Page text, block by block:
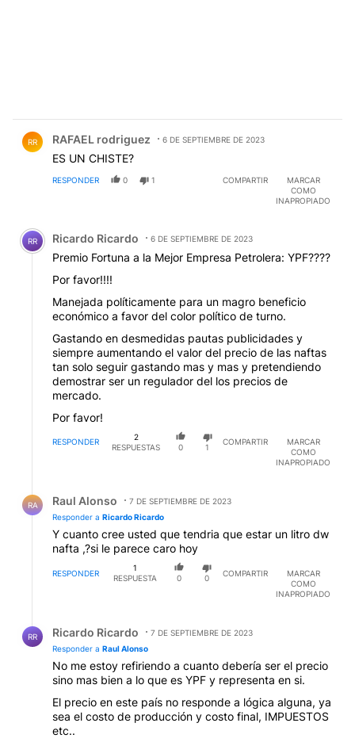
RR RAFAEL rodriguez 6 DE SEPTIEMBRE DE 2023
ES UN CHISTE?
RESPONDER 0 1 COMPARTIR
MARCAR
COMO
INAPROPIADO
Comentario de Ricardo Ricardo.
RR Ricardo Ricardo 6 DE SEPTIEMBRE DE 2023
Premio Fortuna a la Mejor Empresa Petrolera: YPF????
Por favor!!!!
Manejada políticamente para un magro beneficio
económico a favor del color político de turno.
Gastando en desmedidas pautas publicidades y
siempre aumentando el valor del precio de las naftas
tan solo seguir gastando mas y mas y pretendiendo
demostrar ser un regulador del los precios de
mercado.
Por favor!
RESPONDER
2
RESPUESTAS
0 1
COMPARTIR
MARCAR
COMO
INAPROPIADO
RA Raul Alonso
7 DE SEPTIEMBRE DE 2023
Responder a Ricardo Ricardo
Y cuanto cree usted que tendria que estar un litro dw
nafta ,?si le parece caro hoy
RESPONDER
1
RESPUESTA
0 0
COMPARTIR
MARCAR
COMO
INAPROPIADO
RR Ricardo Ricardo
7 DE SEPTIEMBRE DE 2023
Responder a Raul Alonso
No me estoy refiriendo a cuanto debería ser el precio
sino mas bien a lo que es YPF y representa en si.
El precio en este país no responde a lógica alguna, ya
sea el costo de producción y costo final, IMPUESTOS
etc..